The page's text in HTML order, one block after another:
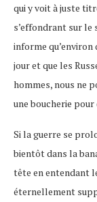
qui y voit à juste
s’effondrant sur le
informe
jour et que les
hommes, nous ne
une boucherie
Si la guerre se
bientôt dans la
tête en entendant
éternellement